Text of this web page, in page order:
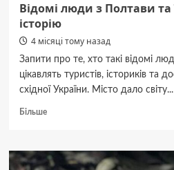
Відомі люди з Полтави та
історію
4 місяці тому назад
Запити про те, хто такі відомі
цікавлять туристів, істориків та
східної України. Місто дало світу...
БільшеДокладніше
люди
з